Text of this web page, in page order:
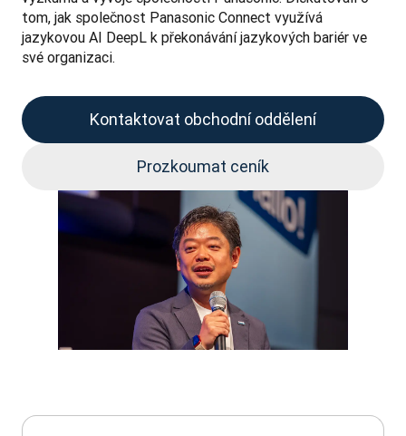
tom, jak společnost Panasonic Connect využívá
jazykovou AI DeepL k překonávání jazykových bariér ve
své organizaci.
Kontaktovat obchodní oddělení
Prozkoumat ceník